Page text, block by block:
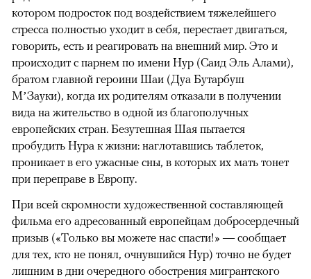
котором подросток под воздействием тяжелейшего
стресса полностью уходит в себя, перестает двигаться,
говорить, есть и реагировать на внешний мир. Это и
происходит с парнем по имени Нур (Саид Эль Алами),
братом главной героини Шаи (Дуа Бутарбуш
М’Зауки), когда их родителям отказали в получении
вида на жительство в одной из благополучных
европейских стран. Безутешная Шая пытается
пробудить Нура к жизни: наглотавшись таблеток,
проникает в его ужасные сны, в которых их мать тонет
при переправе в Европу.
При всей скромности художественной составляющей
фильма его адресованный европейцам добросердечный
призыв («Только вы можете нас спасти!» — сообщает
для тех, кто не понял, очнувшийся Нур) точно не будет
лишним в дни очередного обострения мигрантского